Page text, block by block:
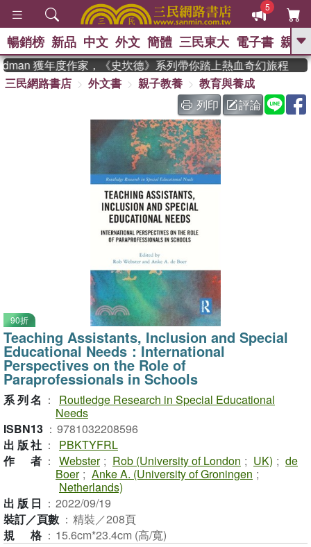
5
GO
熱搜： 東野圭吾 、 高希均教授回憶錄
The Odyssey 、 父親節 、 如果歷
史是一群喵 、 暑期推薦 、 國際布克
獎 臺灣漫遊錄 、 方念華
登輝時代 、 數學女孩：黎曼猜想
偉大的迷走神經
暢銷榜 新品 中文 外文 簡體 三民東大 電子書 親子
獲年度作家，《史坎德》系列帶你踏上熱血奇幻旅程
三民網路書店
外文書 親子教養
教育與養成
列印
評論
90折
Teaching Assistants, Inclusion and Special
Educational Needs：International
Perspectives on the Role of
Paraprofessionals in Schools
系列名 ：
Routledge Research in Special Educational
Needs
ISBN13 ： 9781032208596
出版社 ：
PBKTYFRL
作者 ： Webster ; Rob (University of London ; UK) ; de
Boer ; Anke A. (University of Groningen ;
Netherlands)
出版日 ： 2022/09/19
裝訂／頁數 ： 精裝／208頁
規格 ： 15.6cm*23.4cm (高/寬)